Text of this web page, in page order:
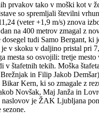
prvakov tako v moški kot v
so spremljali številni
(veter +1,9 m/s) znova
na 400 metrov zmagal z
tudi Samo Bergant,
v skoku v daljino pristal pri
so osvojili: tretje
štafetnih tekih. Moška
in Filip Jakob
Kern, ki so zmagale z
Novšak, Maj Janža in
je ŽAK Ljubljana